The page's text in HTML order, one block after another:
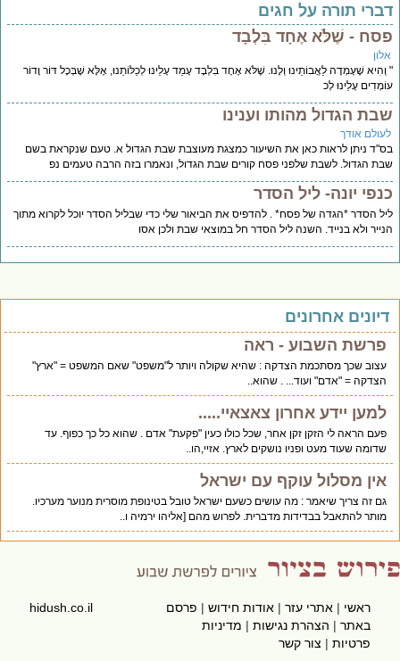
תורה על חגים
- שֶׁלֹּא אֶחָד בִּלְבָד
שֶׁעָמְדָה לַאֲבוֹתֵינוּ וְלָנוּ. שֶׁלֹּא אֶחָד בִּלְבָד עָמַד עָלֵינוּ לְכַלּוֹתֵנוּ, אֶלָּא שֶׁבְּכָל דּוֹר וָדוֹר
עָלֵינוּ לְכ
הגדול מהותו וענינו
אודך
ניתן לראות כאן את השיעור כמצגת מעוצבת שבת הגדול א. טעם שנקראת בשם
הגדול. לשבת שלפני פסח קורים שבת הגדול, ונאמרו בזה הרבה טעמים נפ
יונה- ליל הסדר
הסדר *הגדה של פסח* . להדפיס את הביאור שלי כדי שבליל הסדר יוכל לקרוא מתוך
ולא בנייד. השנה ליל הסדר חל במוצאי שבת ולכן אסו
אחרונים
פרשת השבוע - ראה
עצוב שכך מסתכמת הצדקה : שהיא שקולה ויותר ל"משפט" שאם המשפט = "ארץ"
הצדקה = "אדם" ועוד... . שהוא..
למען יידע אחרון צאצאיי.....
פעם הראה לי הזקן זקן אחר, שכל כולו כעין "פקעת" אדם . שהוא כל כך כפוף. עד
שדומה שעוד מעט ופניו נושקים לארץ. אזיי,הו..
אין מסלול עוקף עם ישראל
גם זה צריך שיאמר : מה עושים כשעם ישראל טובל בטינופת מוסרית מנוער מערכיו.
מותר להתאבל בבדידות מדברית. לפרוש מהם [אליהו ירמיה ו..
ראשי|אתרי עזר|אודות חידוש|פרסם
באתר|הצהרת נגישות|מדיניות
פרטיות|צור קשר
hidush.co.il